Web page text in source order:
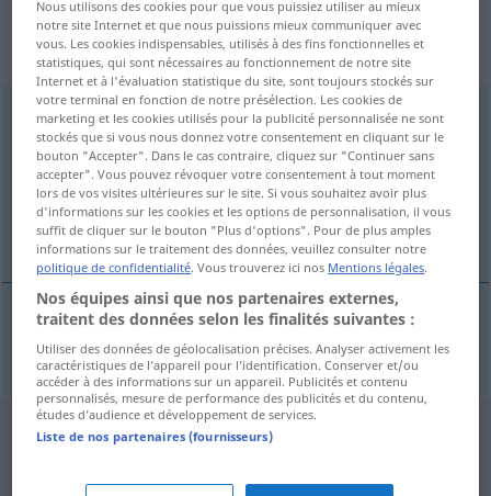
„Gebärmutterhalskrebs“:
Maskulinum
Gebärmutterhalskrebsm
Vue d'ensemble de toutes les traductions
(Pour plus d'informations, cliquez sur/touchez la traduction)
cáncer cervical
cáncermcervical Gebärmutterhalskrebs MED
Nous utilisons des cookies pour que vous puissiez utiliser au mieux
notre site Internet et que nous puissions mieux communiquer avec
vous. Les cookies indispensables, utilisés à des fins fonctionnelles et
statistiques, qui sont nécessaires au fonctionnement de notre site
Internet et à l'évaluation statistique du site, sont toujours stockés sur
votre terminal en fonction de notre présélection. Les cookies de
marketing et les cookies utilisés pour la publicité personnalisée ne sont
stockés que si vous nous donnez votre consentement en cliquant sur le
bouton "Accepter". Dans le cas contraire, cliquez sur "Continuer sans
accepter". Vous pouvez révoquer votre consentement à tout moment
lors de vos visites ultérieures sur le site. Si vous souhaitez avoir plus
d'informations sur les cookies et les options de personnalisation, il vous
suffit de cliquer sur le bouton "Plus d'options". Pour de plus amples
informations sur le traitement des données, veuillez consulter notre
politique de confidentialité. Vous trouverez ici nos Mentions légales.
Nos équipes ainsi que nos partenaires externes,
traitent des données selon les finalités suivantes :
Utiliser des données de géolocalisation précises. Analyser activement les
caractéristiques de l’appareil pour l’identification. Conserver et/ou
accéder à des informations sur un appareil. Publicités et contenu
personnalisés, mesure de performance des publicités et du contenu,
études d’audience et développement de services.
Liste de nos partenaires (fournisseurs)